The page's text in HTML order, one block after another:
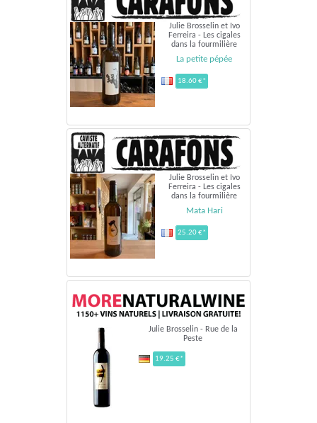
Julie Brosselin et Ivo
Ferreira - Les cigales
dans la fourmilière
La petite pépée
18.60 €*
Julie Brosselin et Ivo
Ferreira - Les cigales
dans la fourmilière
Mata Hari
25.20 €*
Julie Brosselin - Rue de la
Peste
19.25 €*